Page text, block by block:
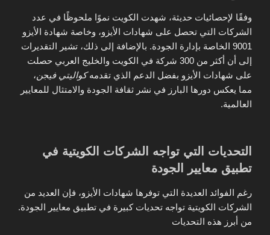
وفقًا لإحصائيات حديثة، شهدت الكويت نموًا ملحوظًا في عدد
الشركات التي تحصل على شهادات الأيزو، وخاصة شهادة الأيزو
9001 الخاصة بإدارة الجودة. بالإضافة إلى ذلك، تشير التقديرات
إلى أن أكثر من 300 شركة في الكويت والخليج العربي حصلت
على شهادات الأيزو بفضل الدعم الذي تقدمهكواليتي فيجن،
مما يعكس دورها البارز في نشر ثقافة الجودة والامتثال للمعايير
العالمية.
التحديات التي تواجه الشركات الكويتية في
تطبيق معايير الجودة
رغم الفوائد العديدة التي توفرها شهادات الأيزو، فإن العديد من
الشركات الكويتية تواجه تحديات كبيرة في تطبيق معايير الجودة.
من أبرز هذه التحديات